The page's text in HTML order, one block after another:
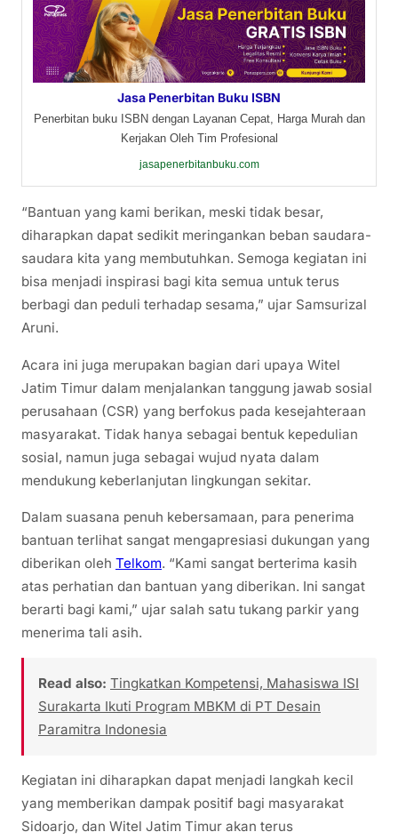
Jasa Penerbitan Buku ISBN
Penerbitan buku ISBN dengan Layanan Cepat, Harga Murah dan
Kerjakan Oleh Tim Profesional
jasapenerbitanbuku.com
“Bantuan yang kami berikan, meski tidak besar,
diharapkan dapat sedikit meringankan beban saudara-
saudara kita yang membutuhkan. Semoga kegiatan ini
bisa menjadi inspirasi bagi kita semua untuk terus
berbagi dan peduli terhadap sesama,” ujar Samsurizal
Aruni.
Acara ini juga merupakan bagian dari upaya Witel
Jatim Timur dalam menjalankan tanggung jawab sosial
perusahaan (CSR) yang berfokus pada kesejahteraan
masyarakat. Tidak hanya sebagai bentuk kepedulian
sosial, namun juga sebagai wujud nyata dalam
mendukung keberlanjutan lingkungan sekitar.
Dalam suasana penuh kebersamaan, para penerima
bantuan terlihat sangat mengapresiasi dukungan yang
diberikan oleh Telkom. “Kami sangat berterima kasih
atas perhatian dan bantuan yang diberikan. Ini sangat
berarti bagi kami,” ujar salah satu tukang parkir yang
menerima tali asih.
Read also: Tingkatkan Kompetensi, Mahasiswa ISI
Surakarta Ikuti Program MBKM di PT Desain
Paramitra Indonesia
Kegiatan ini diharapkan dapat menjadi langkah kecil
yang memberikan dampak positif bagi masyarakat
Sidoarjo, dan Witel Jatim Timur akan terus